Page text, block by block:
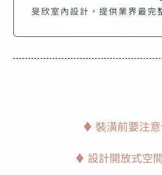
旻欣室內設計，提供業界最完
♦ 裝潢前要注意
♦ 設計開放式空